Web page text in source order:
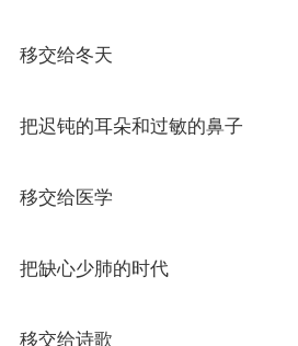
移交给冬天
把迟钝的耳朵和过敏的鼻子
移交给医学
把缺心少肺的时代
移交给诗歌